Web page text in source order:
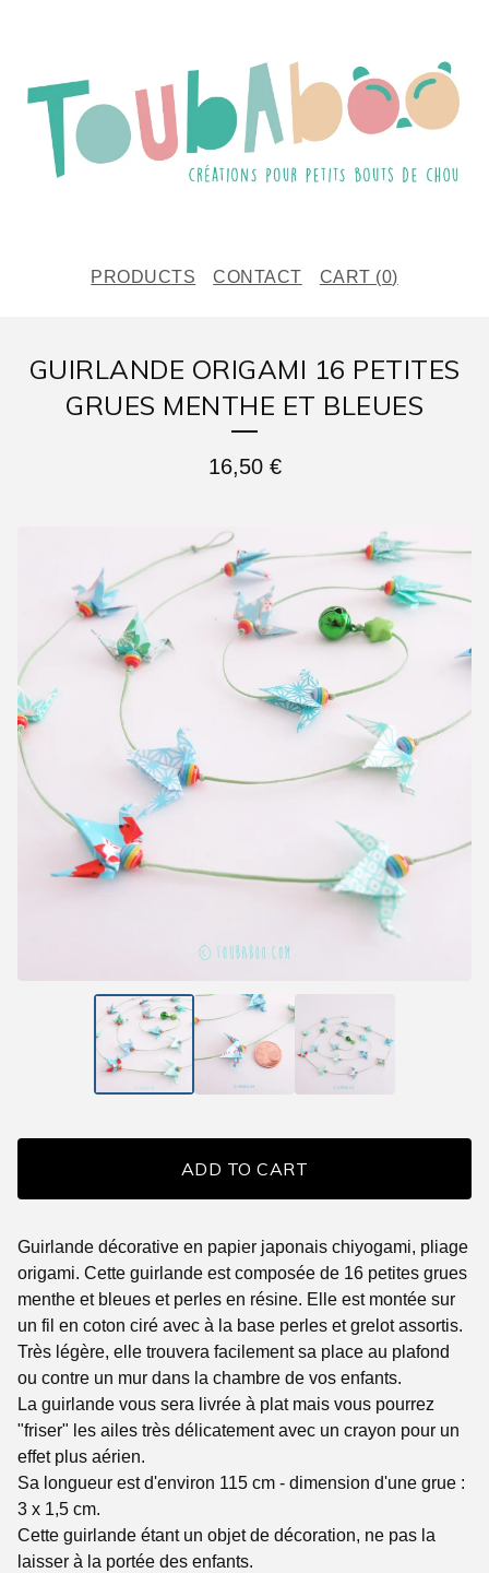
PRODUCTS CONTACT CART (0)
GUIRLANDE ORIGAMI 16 PETITES
GRUES MENTHE ET BLEUES
16,50 €
ADD TO CART
Guirlande décorative en papier japonais chiyogami, pliage
origami. Cette guirlande est composée de 16 petites grues
menthe et bleues et perles en résine. Elle est montée sur
un fil en coton ciré avec à la base perles et grelot assortis.
Très légère, elle trouvera facilement sa place au plafond
ou contre un mur dans la chambre de vos enfants.
La guirlande vous sera livrée à plat mais vous pourrez
"friser" les ailes très délicatement avec un crayon pour un
effet plus aérien.
Sa longueur est d'environ 115 cm - dimension d'une grue :
3 x 1,5 cm.
Cette guirlande étant un objet de décoration, ne pas la
laisser à la portée des enfants.